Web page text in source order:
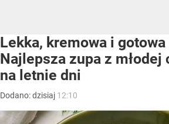
Lekka, kremowa i
Najlepsza zupa z młodej
na letnie dni
Dodano:dzisiaj 12:10